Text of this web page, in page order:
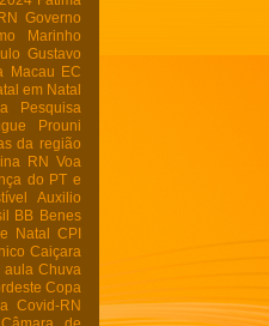
Governo
Marinho
Gustavo
Macau EC
em Natal
Pesquisa
Prouni
da região
RN Voa
do PT e
Auxilio
BB Benes
Natal CPI
Caiçara
aula Chuva
Copa
Covid-RN